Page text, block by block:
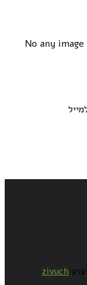
No any
zivuch